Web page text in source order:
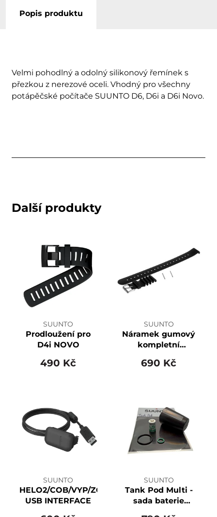
Popis produktu
Velmi pohodlný a odolný silikonový řemínek s
přezkou z nerezové oceli. Vhodný pro všechny
potápěčské počítače SUUNTO D6, D6i a D6i Novo.
Další produkty
SUUNTO
Prodloužení pro
D4i NOVO
490 Kč
SUUNTO
Náramek gumový
kompletní
690 Kč
SUUNTO
HELO2/COB/VYP/ZOOP
USB INTERFACE
SUUNTO
Tank Pod Multi -
sada baterie